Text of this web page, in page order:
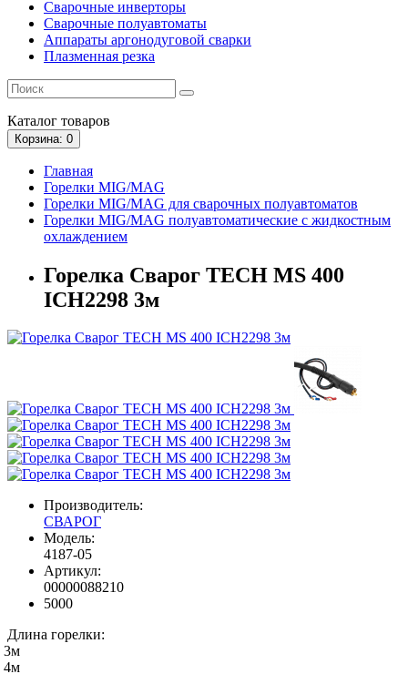
Сварочные инверторы
Сварочные полуавтоматы
Аппараты аргонодуговой сварки
Плазменная резка
Каталог товаров
Корзина: 0
Главная
Горелки MIG/MAG
Горелки MIG/MAG для сварочных полуавтоматов
Горелки MIG/MAG полуавтоматические с жидкостным
охлаждением
Горелка Сварог TECH MS 400
ICH2298 3м
Производитель:
СВАРОГ
Модель:
4187-05
Артикул:
00000088210
5000
Длина горелки:
3м
4м